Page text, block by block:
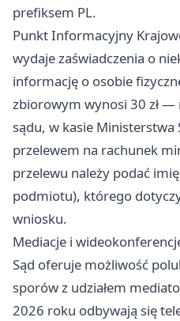
prefiksem PL.
Punkt Informacyjny
wydaje zaświadczenia o
informację o osobie
zbiorowym wynosi 30 zł —
sądu, w kasie
przelewem na rachunek
przelewu należy podać
podmiotu), którego
wniosku.
Mediacje i
Sąd oferuje możliwość
sporów z udziałem
2026 roku odbywają się